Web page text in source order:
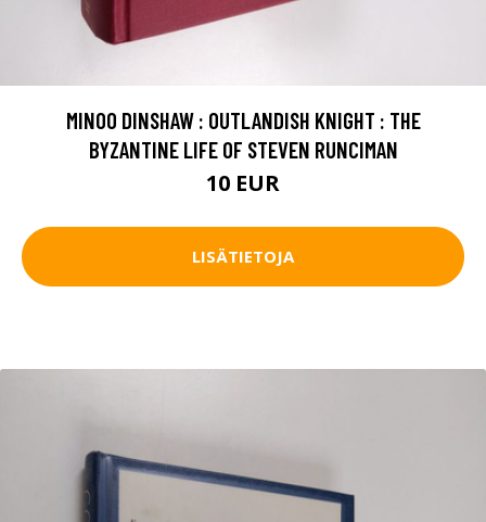
MINOO DINSHAW : OUTLANDISH KNIGHT : THE
BYZANTINE LIFE OF STEVEN RUNCIMAN
10 EUR
LISÄTIETOJA